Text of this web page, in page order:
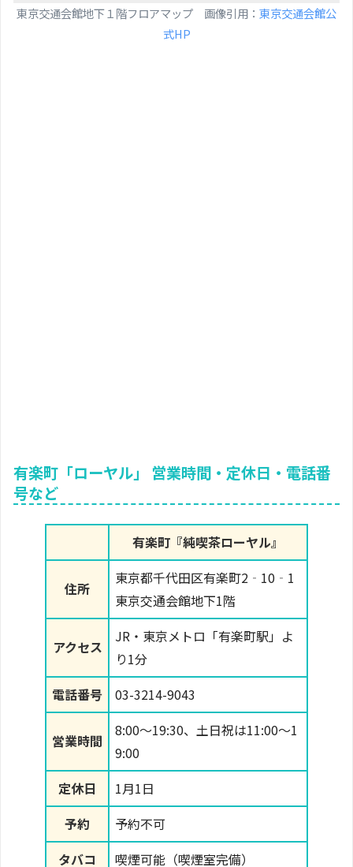
東京交通会館地下１階フロアマップ 画像引用： 東京交通会館公
式HP
有楽町「ローヤル」 営業時間・定休日・電話番
号など
有楽町『純喫茶ローヤル』
住所
東京都千代田区有楽町2‐10‐1
東京交通会館地下1階
アクセス
JR・東京メトロ「有楽町駅」よ
り1分
電話番号
03-3214-9043
営業時間
8:00～19:30、土日祝は11:00～1
9:00
定休日
1月1日
予約
予約不可
タバコ
喫煙可能（喫煙室完備）